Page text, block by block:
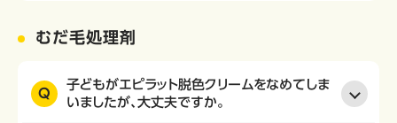
むだ毛処理剤
Q
子どもがエピラット脱色クリームをなめてしま
いましたが、大丈夫ですか。